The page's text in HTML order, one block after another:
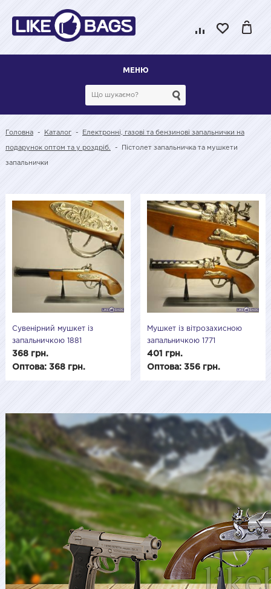
МЕНЮ
Головна - Каталог - Електронні, газові та бензинові запальнички на
подарунок оптом та у роздріб. - Пістолет запальничка та мушкети
запальнички
Сувенірний мушкет із
запальничкою 1881
368 грн.
Оптова: 368 грн.
Мушкет із вітрозахисною
запальничкою 1771
401 грн.
Оптова: 356 грн.